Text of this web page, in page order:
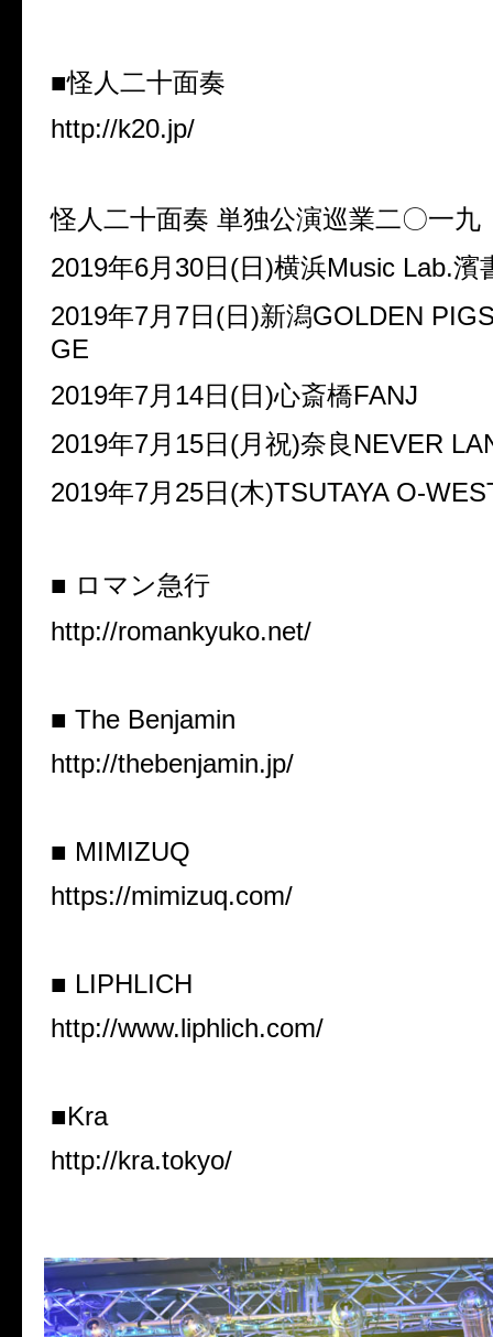
■怪人二十面奏
http://k20.jp/
怪人二十面奏 単独公演巡業二〇一九
2019年6月30日(日)横浜Music Lab.濱
2019年7月7日(日)新潟GOLDEN
GE
2019年7月14日(日)心斎橋FANJ
2019年7月15日(月祝)奈良NEVER
2019年7月25日(木)TSUTAYA O-
■ ロマン急行
http://romankyuko.net/
■ The Benjamin
http://thebenjamin.jp/
■ MIMIZUQ
https://mimizuq.com/
■ LIPHLICH
http://www.liphlich.com/
■Kra
http://kra.tokyo/